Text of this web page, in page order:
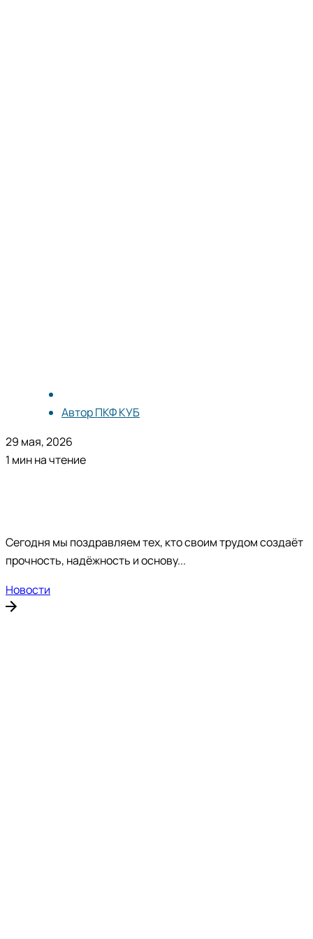
АвторПКФ КУБ
29 мая, 2026
1 мин на чтение
Сегодня мы поздравляем тех, кто своим трудом создаёт
прочность, надёжность и основу...
Новости